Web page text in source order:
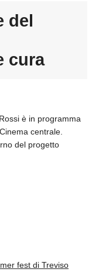
del
cura
è in programma
centrale.
del progetto
fest di Treviso